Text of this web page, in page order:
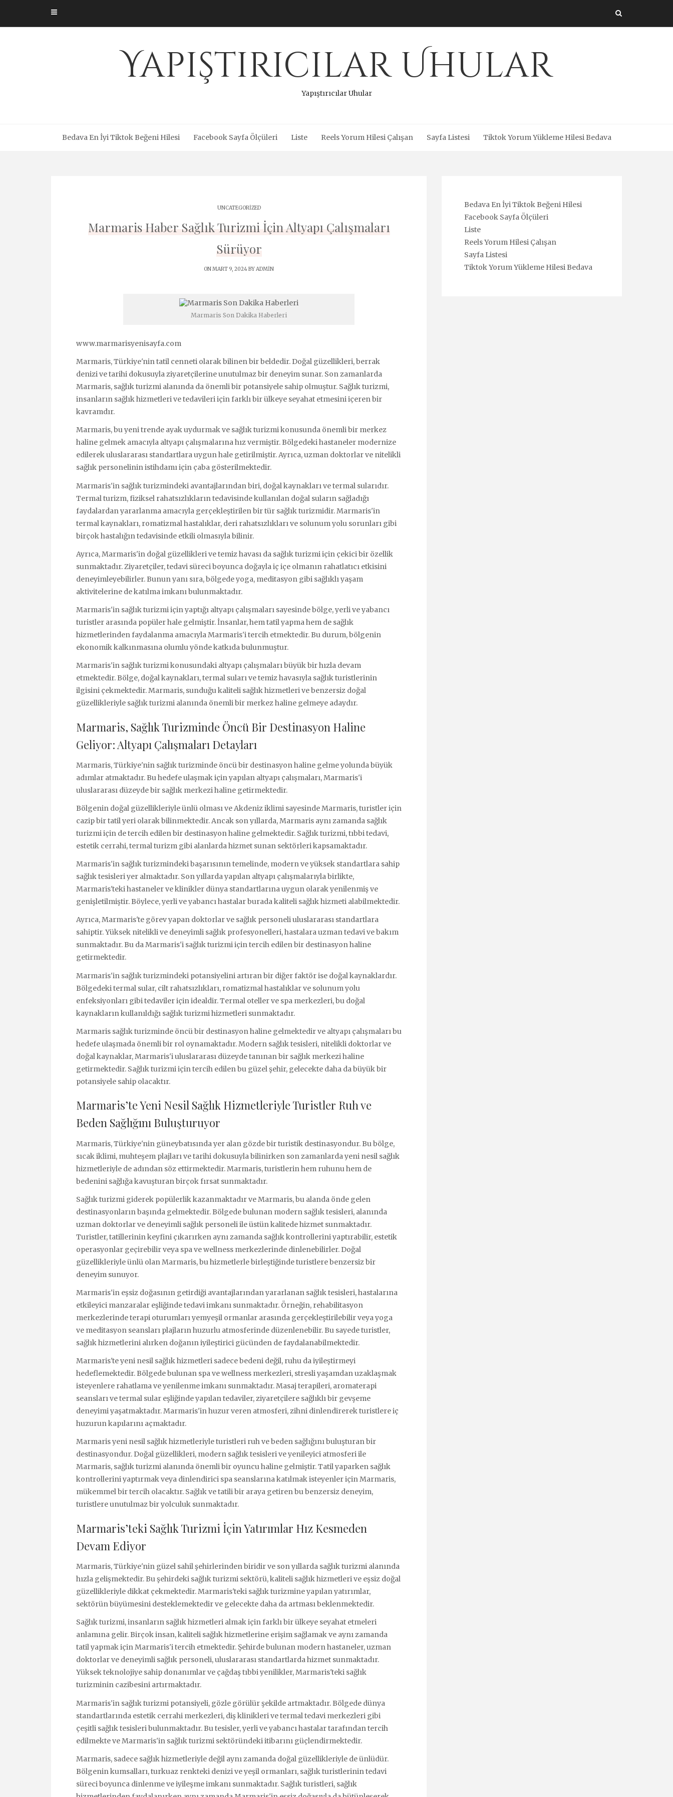
content
Yapıştırıcılar Uhular
Yapıştırıcılar Uhular
Bedava En İyi Tiktok Beğeni Hilesi Facebook Sayfa Ölçüleri Liste Reels Yorum Hilesi Çalışan Sayfa Listesi Tiktok Yorum Yükleme Hilesi Bedava
UNCATEGORIZED
Marmaris Haber Sağlık Turizmi İçin Altyapı Çalışmaları
Sürüyor
ON MART 9, 2024 BYADMIN
Marmaris Son Dakika Haberleri
www.marmarisyenisayfa.com
Marmaris, Türkiye'nin tatil cenneti olarak bilinen bir beldedir. Doğal güzellikleri, berrak
denizi ve tarihi dokusuyla ziyaretçilerine unutulmaz bir deneyim sunar. Son zamanlarda
Marmaris, sağlık turizmi alanında da önemli bir potansiyele sahip olmuştur. Sağlık turizmi,
insanların sağlık hizmetleri ve tedavileri için farklı bir ülkeye seyahat etmesini içeren bir
kavramdır.
Marmaris, bu yeni trende ayak uydurmak ve sağlık turizmi konusunda önemli bir merkez
haline gelmek amacıyla altyapı çalışmalarına hız vermiştir. Bölgedeki hastaneler modernize
edilerek uluslararası standartlara uygun hale getirilmiştir. Ayrıca, uzman doktorlar ve nitelikli
sağlık personelinin istihdamı için çaba gösterilmektedir.
Marmaris'in sağlık turizmindeki avantajlarından biri, doğal kaynakları ve termal sularıdır.
Termal turizm, fiziksel rahatsızlıkların tedavisinde kullanılan doğal suların sağladığı
faydalardan yararlanma amacıyla gerçekleştirilen bir tür sağlık turizmidir. Marmaris'in
termal kaynakları, romatizmal hastalıklar, deri rahatsızlıkları ve solunum yolu sorunları gibi
birçok hastalığın tedavisinde etkili olmasıyla bilinir.
Ayrıca, Marmaris'in doğal güzellikleri ve temiz havası da sağlık turizmi için çekici bir özellik
sunmaktadır. Ziyaretçiler, tedavi süreci boyunca doğayla iç içe olmanın rahatlatıcı etkisini
deneyimleyebilirler. Bunun yanı sıra, bölgede yoga, meditasyon gibi sağlıklı yaşam
aktivitelerine de katılma imkanı bulunmaktadır.
Marmaris'in sağlık turizmi için yaptığı altyapı çalışmaları sayesinde bölge, yerli ve yabancı
turistler arasında popüler hale gelmiştir. İnsanlar, hem tatil yapma hem de sağlık
hizmetlerinden faydalanma amacıyla Marmaris'i tercih etmektedir. Bu durum, bölgenin
ekonomik kalkınmasına olumlu yönde katkıda bulunmuştur.
Marmaris'in sağlık turizmi konusundaki altyapı çalışmaları büyük bir hızla devam
etmektedir. Bölge, doğal kaynakları, termal suları ve temiz havasıyla sağlık turistlerinin
ilgisini çekmektedir. Marmaris, sunduğu kaliteli sağlık hizmetleri ve benzersiz doğal
güzellikleriyle sağlık turizmi alanında önemli bir merkez haline gelmeye adaydır.
Marmaris, Sağlık Turizminde Öncü Bir Destinasyon Haline
Geliyor: Altyapı Çalışmaları Detayları
Marmaris, Türkiye'nin sağlık turizminde öncü bir destinasyon haline gelme yolunda büyük
adımlar atmaktadır. Bu hedefe ulaşmak için yapılan altyapı çalışmaları, Marmaris'i
uluslararası düzeyde bir sağlık merkezi haline getirmektedir.
Bölgenin doğal güzellikleriyle ünlü olması ve Akdeniz iklimi sayesinde Marmaris, turistler için
cazip bir tatil yeri olarak bilinmektedir. Ancak son yıllarda, Marmaris aynı zamanda sağlık
turizmi için de tercih edilen bir destinasyon haline gelmektedir. Sağlık turizmi, tıbbi tedavi,
estetik cerrahi, termal turizm gibi alanlarda hizmet sunan sektörleri kapsamaktadır.
Marmaris'in sağlık turizmindeki başarısının temelinde, modern ve yüksek standartlara sahip
sağlık tesisleri yer almaktadır. Son yıllarda yapılan altyapı çalışmalarıyla birlikte,
Marmaris'teki hastaneler ve klinikler dünya standartlarına uygun olarak yenilenmiş ve
genişletilmiştir. Böylece, yerli ve yabancı hastalar burada kaliteli sağlık hizmeti alabilmektedir.
Ayrıca, Marmaris'te görev yapan doktorlar ve sağlık personeli uluslararası standartlara
sahiptir. Yüksek nitelikli ve deneyimli sağlık profesyonelleri, hastalara uzman tedavi ve bakım
sunmaktadır. Bu da Marmaris'i sağlık turizmi için tercih edilen bir destinasyon haline
getirmektedir.
Marmaris'in sağlık turizmindeki potansiyelini artıran bir diğer faktör ise doğal kaynaklardır.
Bölgedeki termal sular, cilt rahatsızlıkları, romatizmal hastalıklar ve solunum yolu
enfeksiyonları gibi tedaviler için idealdir. Termal oteller ve spa merkezleri, bu doğal
kaynakların kullanıldığı sağlık turizmi hizmetleri sunmaktadır.
Marmaris sağlık turizminde öncü bir destinasyon haline gelmektedir ve altyapı çalışmaları bu
hedefe ulaşmada önemli bir rol oynamaktadır. Modern sağlık tesisleri, nitelikli doktorlar ve
doğal kaynaklar, Marmaris'i uluslararası düzeyde tanınan bir sağlık merkezi haline
getirmektedir. Sağlık turizmi için tercih edilen bu güzel şehir, gelecekte daha da büyük bir
potansiyele sahip olacaktır.
Marmaris’te Yeni Nesil Sağlık Hizmetleriyle Turistler Ruh ve
Beden Sağlığını Buluşturuyor
Marmaris, Türkiye'nin güneybatısında yer alan gözde bir turistik destinasyondur. Bu bölge,
sıcak iklimi, muhteşem plajları ve tarihi dokusuyla bilinirken son zamanlarda yeni nesil sağlık
hizmetleriyle de adından söz ettirmektedir. Marmaris, turistlerin hem ruhunu hem de
bedenini sağlığa kavuşturan birçok fırsat sunmaktadır.
Sağlık turizmi giderek popülerlik kazanmaktadır ve Marmaris, bu alanda önde gelen
destinasyonların başında gelmektedir. Bölgede bulunan modern sağlık tesisleri, alanında
uzman doktorlar ve deneyimli sağlık personeli ile üstün kalitede hizmet sunmaktadır.
Turistler, tatillerinin keyfini çıkarırken aynı zamanda sağlık kontrollerini yaptırabilir, estetik
operasyonlar geçirebilir veya spa ve wellness merkezlerinde dinlenebilirler. Doğal
güzellikleriyle ünlü olan Marmaris, bu hizmetlerle birleştiğinde turistlere benzersiz bir
deneyim sunuyor.
Marmaris'in eşsiz doğasının getirdiği avantajlarından yararlanan sağlık tesisleri, hastalarına
etkileyici manzaralar eşliğinde tedavi imkanı sunmaktadır. Örneğin, rehabilitasyon
merkezlerinde terapi oturumları yemyeşil ormanlar arasında gerçekleştirilebilir veya yoga
ve meditasyon seansları plajların huzurlu atmosferinde düzenlenebilir. Bu sayede turistler,
sağlık hizmetlerini alırken doğanın iyileştirici gücünden de faydalanabilmektedir.
Marmaris'te yeni nesil sağlık hizmetleri sadece bedeni değil, ruhu da iyileştirmeyi
hedeflemektedir. Bölgede bulunan spa ve wellness merkezleri, stresli yaşamdan uzaklaşmak
isteyenlere rahatlama ve yenilenme imkanı sunmaktadır. Masaj terapileri, aromaterapi
seansları ve termal sular eşliğinde yapılan tedaviler, ziyaretçilere sağlıklı bir gevşeme
deneyimi yaşatmaktadır. Marmaris'in huzur veren atmosferi, zihni dinlendirerek turistlere iç
huzurun kapılarını açmaktadır.
Marmaris yeni nesil sağlık hizmetleriyle turistleri ruh ve beden sağlığını buluşturan bir
destinasyondur. Doğal güzellikleri, modern sağlık tesisleri ve yenileyici atmosferi ile
Marmaris, sağlık turizmi alanında önemli bir oyuncu haline gelmiştir. Tatil yaparken sağlık
kontrollerini yaptırmak veya dinlendirici spa seanslarına katılmak isteyenler için Marmaris,
mükemmel bir tercih olacaktır. Sağlık ve tatili bir araya getiren bu benzersiz deneyim,
turistlere unutulmaz bir yolculuk sunmaktadır.
Marmaris’teki Sağlık Turizmi İçin Yatırımlar Hız Kesmeden
Devam Ediyor
Marmaris, Türkiye'nin güzel sahil şehirlerinden biridir ve son yıllarda sağlık turizmi alanında
hızla gelişmektedir. Bu şehirdeki sağlık turizmi sektörü, kaliteli sağlık hizmetleri ve eşsiz doğal
güzellikleriyle dikkat çekmektedir. Marmaris'teki sağlık turizmine yapılan yatırımlar,
sektörün büyümesini desteklemektedir ve gelecekte daha da artması beklenmektedir.
Sağlık turizmi, insanların sağlık hizmetleri almak için farklı bir ülkeye seyahat etmeleri
anlamına gelir. Birçok insan, kaliteli sağlık hizmetlerine erişim sağlamak ve aynı zamanda
tatil yapmak için Marmaris'i tercih etmektedir. Şehirde bulunan modern hastaneler, uzman
doktorlar ve deneyimli sağlık personeli, uluslararası standartlarda hizmet sunmaktadır.
Yüksek teknolojiye sahip donanımlar ve çağdaş tıbbi yenilikler, Marmaris'teki sağlık
turizminin cazibesini artırmaktadır.
Marmaris'in sağlık turizmi potansiyeli, gözle görülür şekilde artmaktadır. Bölgede dünya
standartlarında estetik cerrahi merkezleri, diş klinikleri ve termal tedavi merkezleri gibi
çeşitli sağlık tesisleri bulunmaktadır. Bu tesisler, yerli ve yabancı hastalar tarafından tercih
edilmekte ve Marmaris'in sağlık turizmi sektöründeki itibarını güçlendirmektedir.
Marmaris, sadece sağlık hizmetleriyle değil aynı zamanda doğal güzellikleriyle de ünlüdür.
Bölgenin kumsalları, turkuaz renkteki denizi ve yeşil ormanları, sağlık turistlerinin tedavi
süreci boyunca dinlenme ve iyileşme imkanı sunmaktadır. Sağlık turistleri, sağlık
Bedava En İyi Tiktok Beğeni Hilesi
Facebook Sayfa Ölçüleri
Liste
Reels Yorum Hilesi Çalışan
Sayfa Listesi
Tiktok Yorum Yükleme Hilesi Bedava